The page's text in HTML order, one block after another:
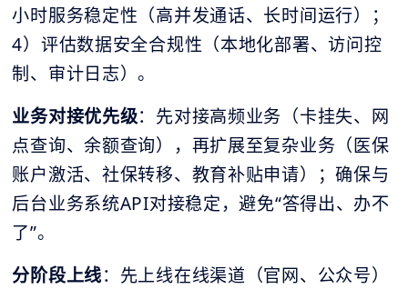
小时服务稳定性（高并发通话、长时间运行）；
4）评估数据安全合规性（本地化部署、访问控
制、审计日志）。
业务对接优先级：先对接高频业务（卡挂失、网
点查询、余额查询），再扩展至复杂业务（医保
账户激活、社保转移、教育补贴申请）；确保与
后台业务系统API对接稳定，避免“答得出、办不
了”。
分阶段上线：先上线在线渠道（官网、公众号）